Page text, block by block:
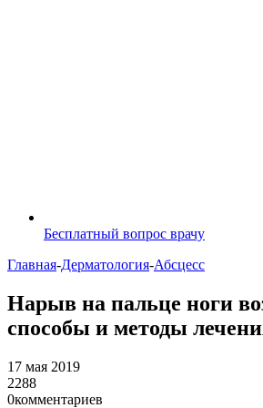
Бесплатный вопрос врачу
Главная-Дерматология-Абсцесс
Нарыв на пальце ноги
способы и методы
17 мая 2019
2288
0комментариев